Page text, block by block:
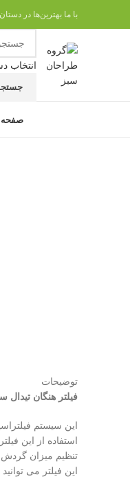
با ما بهترین‌ها در
انتخاب
توضیحات
فیلتر هنگان تیدال
این سیستم
استفاده از این
تنظیم میزان گردش